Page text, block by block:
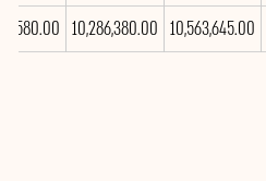
10,563,645.00
10,286,380.00